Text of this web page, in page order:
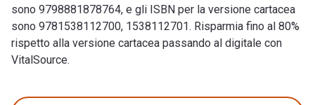
sono 9798881878764, e gli ISBN per la versione cartacea
sono 9781538112700, 1538112701. Risparmia fino al 80%
rispetto alla versione cartacea passando al digitale con
VitalSource.